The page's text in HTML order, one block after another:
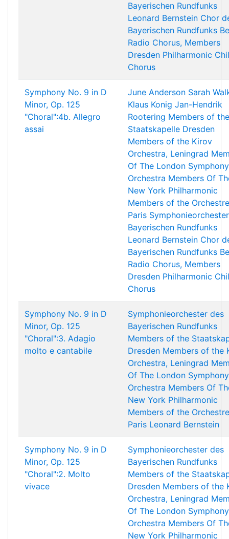
Bayerischen Rundfunks
Leonard Bernstein Chor
Bayerischen Rundfunks
Radio Chorus, Members
Dresden Philharmonic
Chorus
Symphony No. 9 in D
Minor, Op. 125
"Choral":4b. Allegro
assai
June Anderson Sarah
Klaus Konig Jan-Hendrik
Rootering Members of the
Staatskapelle Dresden
Members of the Kirov
Orchestra, Leningrad
Of The London Symphony
Orchestra Members Of
New York Philharmonic
Members of the
Paris
Bayerischen Rundfunks
Leonard Bernstein Chor
Bayerischen Rundfunks
Radio Chorus, Members
Dresden Philharmonic
Chorus
Symphony No. 9 in D
Minor, Op. 125
"Choral":3. Adagio
molto e cantabile
Symphonieorchester des
Bayerischen Rundfunks
Members of the
Dresden Members of the
Orchestra, Leningrad
Of The London Symphony
Orchestra Members Of
New York Philharmonic
Members of the
Paris Leonard Bernstein
Symphony No. 9 in D
Minor, Op. 125
"Choral":2. Molto
vivace
Symphonieorchester des
Bayerischen Rundfunks
Members of the
Dresden Members of the
Orchestra, Leningrad
Of The London Symphony
Orchestra Members Of
New York Philharmonic